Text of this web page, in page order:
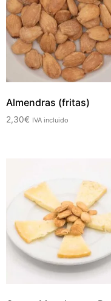
Almendras (fritas)
2,30€ IVA incluido